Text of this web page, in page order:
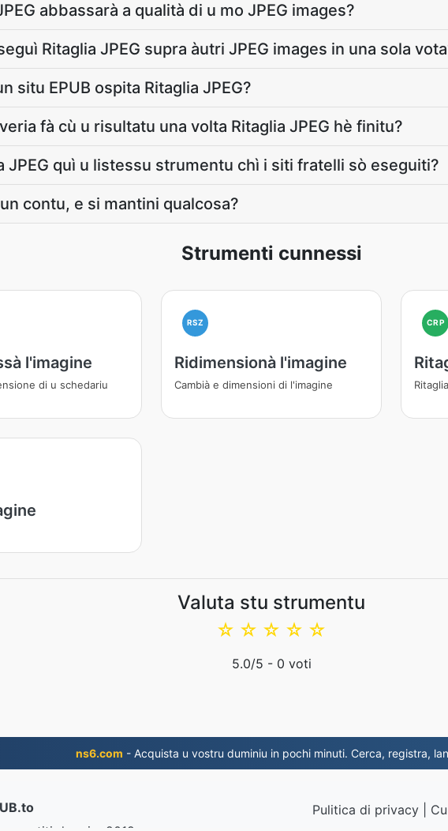
abbassarà a qualità di u mo JPEG images?
Ritaglia JPEG supra àutri JPEG images in una sola
situ EPUB ospita Ritaglia JPEG?
fà cù u risultatu una volta Ritaglia JPEG hè finitu?
JPEG quì u listessu strumentu chì i siti fratelli sò eseguiti?
contu, e si mantini qualcosa?
Strumenti cunnessi
l'imagine
di u schedariu
RSZ
Ridimensionà l'imagine
Cambià e dimensioni di l'imagine
CRP
Valuta stu strumentu
☆
☆
☆
☆
☆
5.0/5 - 0 voti
ns6.com - Acquista u vostru duminiu in pochi minuti. Cerca, registra,
Pulitica di privacy